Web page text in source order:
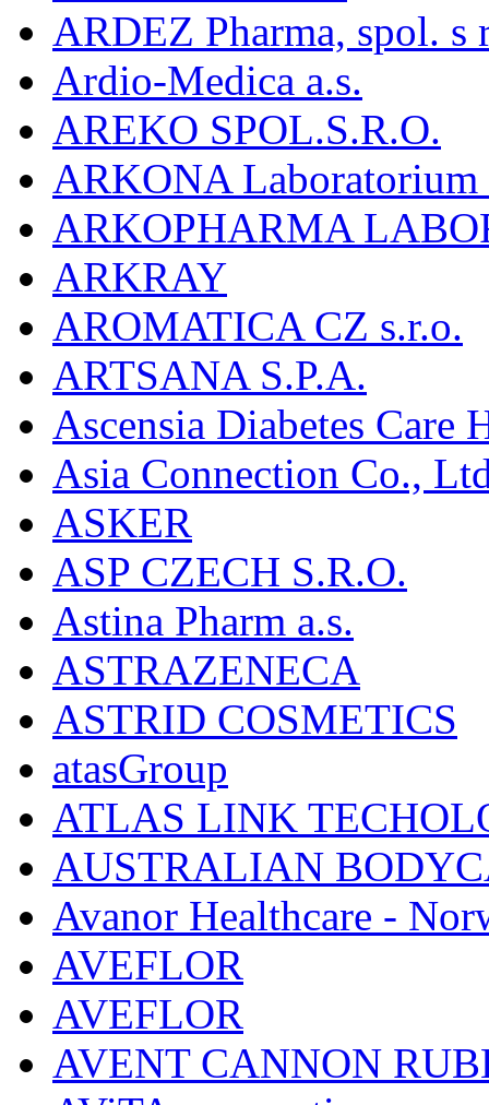
ARDEZ Pharma, spol. s
Ardio-Medica a.s.
AREKO SPOL.S.R.O.
ARKONA
ARKOPHARMA
ARKRAY
AROMATICA CZ s.r.o.
ARTSANA S.P.A.
Ascensia Diabetes Care
Asia Connection Co.,
ASKER
ASP CZECH S.R.O.
Astina Pharm a.s.
ASTRAZENECA
ASTRID COSMETICS
atasGroup
ATLAS LINK
AUSTRALIAN
Avanor Healthcare -
AVEFLOR
AVEFLOR
AVENT CANNON